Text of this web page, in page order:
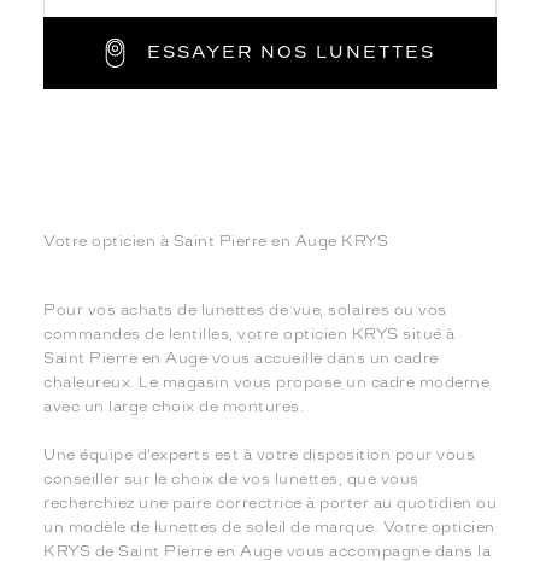
ESSAYER NOS LUNETTES
Votre opticien à Saint Pierre en Auge KRYS
Pour vos achats de lunettes de vue, solaires ou vos
commandes de lentilles, votre opticien KRYS situé à
Saint Pierre en Auge vous accueille dans un cadre
chaleureux. Le magasin vous propose un cadre moderne
avec un large choix de montures.
Une équipe d’experts est à votre disposition pour vous
conseiller sur le choix de vos lunettes, que vous
recherchiez une paire correctrice à porter au quotidien ou
un modèle de lunettes de soleil de marque. Votre opticien
KRYS de Saint Pierre en Auge vous accompagne dans la